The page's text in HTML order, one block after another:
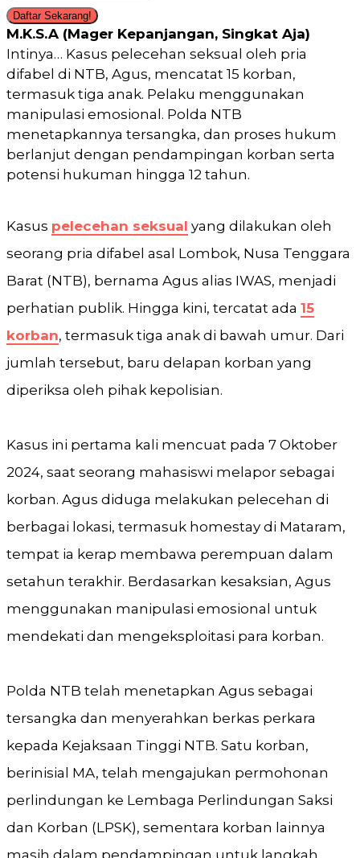
Daftar Sekarang!
M.K.S.A (Mager Kepanjangan, Singkat Aja)
Intinya… Kasus pelecehan seksual oleh pria
difabel di NTB, Agus, mencatat 15 korban,
termasuk tiga anak. Pelaku menggunakan
manipulasi emosional. Polda NTB
menetapkannya tersangka, dan proses hukum
berlanjut dengan pendampingan korban serta
potensi hukuman hingga 12 tahun.
Kasus pelecehan seksual yang dilakukan oleh
seorang pria difabel asal Lombok, Nusa Tenggara
Barat (NTB), bernama Agus alias IWAS, menjadi
perhatian publik. Hingga kini, tercatat ada 15
korban, termasuk tiga anak di bawah umur. Dari
jumlah tersebut, baru delapan korban yang
diperiksa oleh pihak kepolisian.
Kasus ini pertama kali mencuat pada 7 Oktober
2024, saat seorang mahasiswi melapor sebagai
korban. Agus diduga melakukan pelecehan di
berbagai lokasi, termasuk homestay di Mataram,
tempat ia kerap membawa perempuan dalam
setahun terakhir. Berdasarkan kesaksian, Agus
menggunakan manipulasi emosional untuk
mendekati dan mengeksploitasi para korban.
Polda NTB telah menetapkan Agus sebagai
tersangka dan menyerahkan berkas perkara
kepada Kejaksaan Tinggi NTB. Satu korban,
berinisial MA, telah mengajukan permohonan
perlindungan ke Lembaga Perlindungan Saksi
dan Korban (LPSK), sementara korban lainnya
masih dalam pendampingan untuk langkah